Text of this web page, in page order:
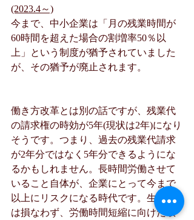
(2023.4～)
今まで、中小企業は「月の残業時間が
60時間を超えた場合の割増率50％以
上」という制度が猶予されていました
が、その猶予が廃止されます。
働き方改革とは別の話ですが、残業代
の請求権の時効が5年(現状は2年)になり
そうです。つまり、過去の残業代請求
が2年分ではなく5年分できるようにな
るかもしれません。長時間労働させて
いること自体が、企業にとって今まで
以上にリスクになる時代です。生産性
は損なわず、労働時間短縮に向けた取